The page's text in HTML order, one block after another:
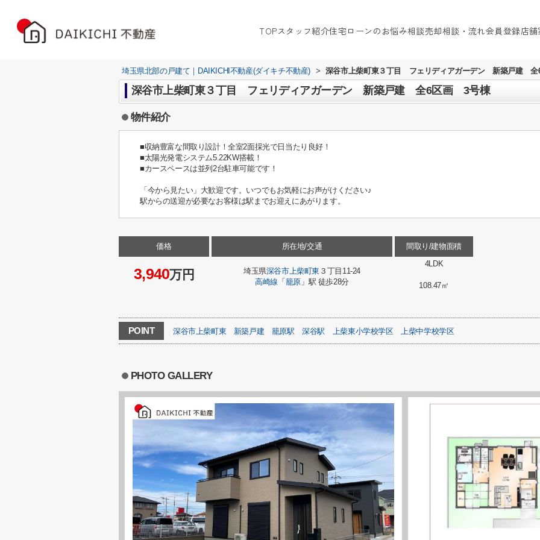
TOPスタッフ紹介住宅ローンのお悩み相談売却相談・流れ会員登録店
埼玉県北部の戸建て｜DAIKICHI不動産(ダイキチ不動産) > 深谷市上柴町東３丁目 フェリディアガーデン 新築戸建
深谷市上柴町東３丁目 フェリディアガーデン 新築戸建 全6区画 3号棟
物件紹介
■収納豊富な間取り設計！全室2面採光で日当たり良好！
■太陽光発電システム5.22KW搭載！
■カースペースは並列2台駐車可能です！
「今から見たい」大歓迎です。いつでもお気軽にお声がけください♪
駅からの送迎が必要なお客様は駅までお迎えにあがります。
価格
3,940万円
所在地/交通
埼玉県深谷市上柴町東 ３丁目11-24
高崎線 「 籠原」駅 徒歩28分
間取り/建物面積
4LDK
108.47㎡
POINT 深谷市上柴町東 新築戸建 籠原駅 深谷駅 上柴東小学校学区 上柴中学校学区
PHOTO GALLERY